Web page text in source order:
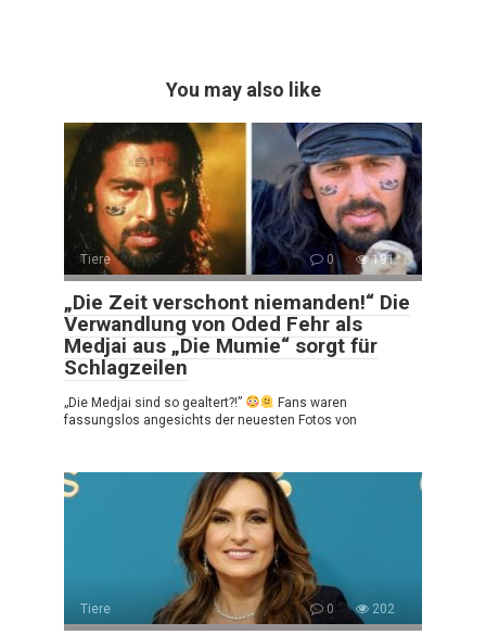
You may also like
Tiere 0 191
„Die Zeit verschont niemanden!“ Die
Verwandlung von Oded Fehr als
Medjai aus „Die Mumie“ sorgt für
Schlagzeilen
„Die Medjai sind so gealtert?!”
Fans waren
fassungslos angesichts der neuesten Fotos von
Tiere 0 202